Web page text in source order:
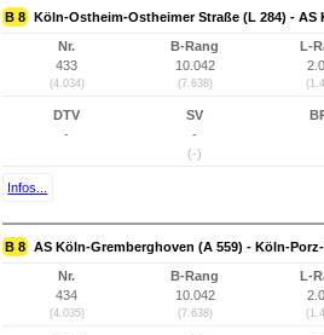
B 8 Köln-Ostheim-Ostheimer Straße (L 284) - AS
Nr.
433
(4.034)
B-Rang
10.042
(7.638)
L-
DTV
-
SV
-
(-)
Infos...
B 8 AS Köln-Gremberghoven (A 559) - Köln-
Nr.
434
(4.035)
B-Rang
10.042
(7.638)
L-